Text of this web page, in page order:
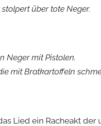
über tote Neger.
Neger mit Pistolen.
mit Bratkartoffeln
Lied ein Racheakt